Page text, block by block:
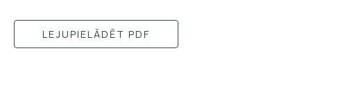
LEJUPIELĀDĒT PDF